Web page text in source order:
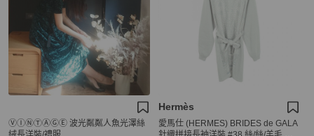
ⓋⒾⓃⓉⒶⒼⒺ 波光粼粼人魚光澤絲
Hermès
愛馬仕 (HERMES) BRIDES de GALA